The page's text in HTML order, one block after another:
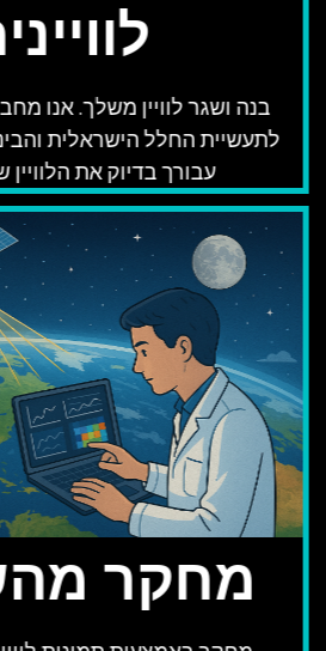
בנה ושגר לוויין משלך. אנו
לתעשיית החלל הישראלית
עבורך בדיוק את
מחקר